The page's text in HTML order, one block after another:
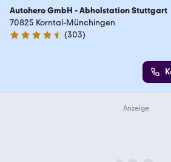
Autohero GmbH - Abholstation Stuttgart
70825 Korntal-Münchingen
4.4 Sterne
(303)